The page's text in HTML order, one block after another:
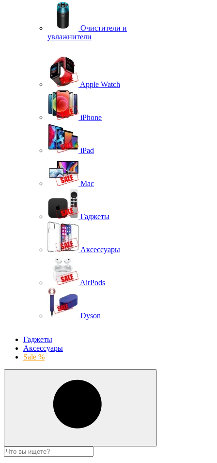
Очистители и
увлажнители
Apple Watch
iPhone
iPad
Mac
Гаджеты
Аксессуары
AirPods
Dyson
Гаджеты
Аксессуары
Sale %